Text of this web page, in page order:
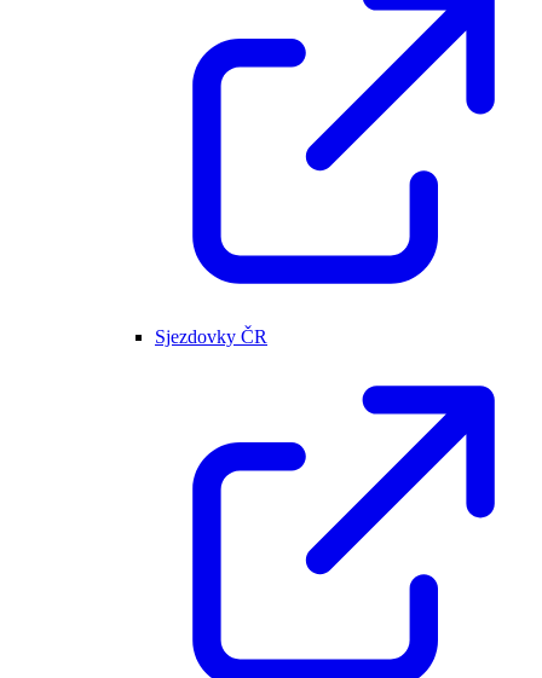
Sjezdovky ČR